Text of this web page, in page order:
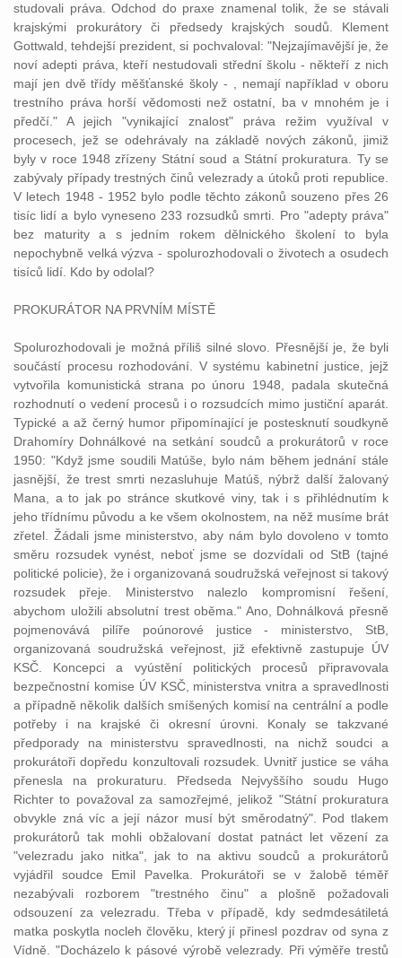
studovali práva . Odchod do praxe znamenal tolik, že se stávali
krajskými prokurátory či předsedy krajských soudů . Klement
Gottwald, tehdejší prezident, si pochvaloval: "Nejzajímavější je, že
noví adepti práva , kteří nestudovali střední školu - někteří z nich
mají jen dvě třídy měšťanské školy - , nemají například v oboru
trestního práva horší vědomosti než ostatní, ba v mnohém je i
předčí." A jejich "vynikající znalost" práva režim využíval v
procesech, jež se odehrávaly na základě nových zákonů , jimiž
byly v roce 1948 zřízeny Státní soud a Státní prokuratura. Ty se
zabývaly případytrestných činů velezrady a útoků proti republice.
V letech 1948 - 1952 bylo podle těchtozákonů souzeno přes 26
tisíc lidí a bylo vyneseno 233 rozsudků smrti. Pro "adepty práva"
bez maturity a s jedním rokem dělnického školení to byla
nepochybně velká výzva - spolurozhodovali o životech a osudech
tisíců lidí. Kdo by odolal?
PROKURÁTOR NA PRVNÍM MÍSTĚ
Spolurozhodovali je možná příliš silné slovo. Přesnější je, že byli
součástí procesu rozhodování. V systému kabinetní justice , jejž
vytvořila komunistická strana po únoru 1948, padala skutečná
rozhodnutí o vedení procesů i o rozsudcích mimo justiční aparát.
Typické a až černý humor připomínající je postesknutí soudkyně
Drahomíry Dohnálkové na setkání soudců a prokurátorů v roce
1950: "Když jsme soudili Matúše, bylo nám během jednání stále
jasnější, že trest smrti nezasluhuje Matúš, nýbrž další žalovaný
Mana, a to jak po stránce skutkové viny, tak i s přihlédnutím k
jeho třídnímu původu a ke všem okolnostem, na něž musíme brát
zřetel. Žádali jsme ministerstvo, aby nám bylo dovoleno v tomto
směru rozsudek vynést, neboť jsme se dozvídali od StB (tajné
politické policie), že i organizovaná soudružská veřejnost si takový
rozsudek přeje. Ministerstvo nalezlo kompromisní řešení,
abychom uložili absolutní trestoběma." Ano, Dohnálková přesně
pojmenovává pilíře poúnorové justice - ministerstvo, StB,
organizovaná soudružská veřejnost, již efektivně zastupuje ÚV
KSČ. Koncepci a vyústění politických procesů připravovala
bezpečnostní komise ÚV KSČ, ministerstva vnitra a spravedlnosti
a případně několik dalších smíšených komisí na centrální a podle
potřeby i na krajské či okresníúrovni. Konaly se takzvané
předporady na ministerstvu spravedlnosti, na nichžsoudci a
prokurátoři dopředu konzultovali rozsudek. Uvnitř justice se váha
přenesla na prokuraturu. Předseda Nejvyššího soudu Hugo
Richter to považoval za samozřejmé, jelikož "Státníprokuratura
obvykle zná víc a její názor musí být směrodatný". Pod tlakem
prokurátorů tak mohli obžalovaní dostat patnáct let vězení za
"velezradu jako nitka", jak to na aktivusoudců a prokurátorů
vyjádřil soudce Emil Pavelka. Prokurátoři se v žalobě téměř
nezabývali rozborem "trestného činu" a plošně požadovali
odsouzení za velezradu. Třeba v případě, kdy sedmdesátiletá
matka poskytla nocleh člověku, který jí přinesl pozdrav od syna z
Vídně. "Docházelo k pásové výrobě velezrady. Při výměře trestů